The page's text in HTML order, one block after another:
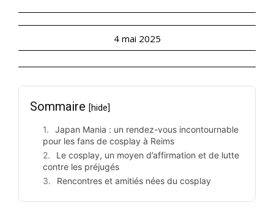
4 mai 2025
Sommaire [hide]
Japan Mania : un rendez-vous incontournable
pour les fans de cosplay à Reims
Le cosplay, un moyen d’affirmation et de lutte
contre les préjugés
Rencontres et amitiés nées du cosplay